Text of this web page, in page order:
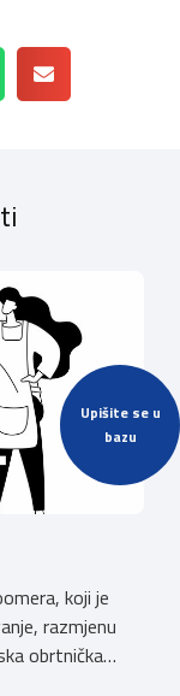
Upišite se u
bazu
koji je
razmjenu
obrtnička